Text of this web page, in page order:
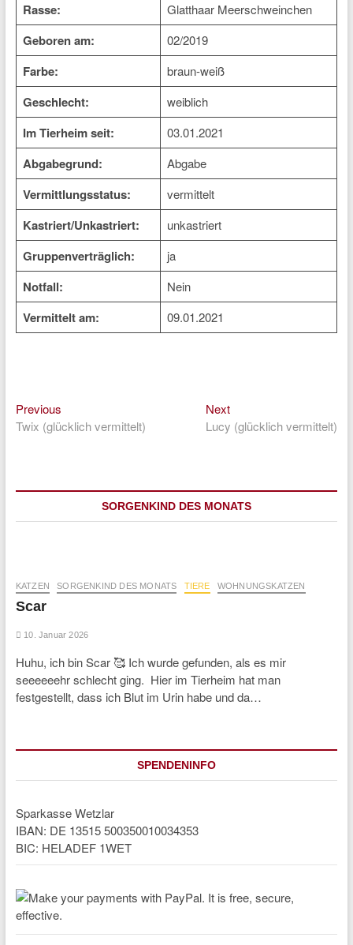
Rasse: Glatthaar Meerschweinchen
Geboren am: 02/2019
Farbe: braun-weiß
Geschlecht: weiblich
Im Tierheim seit: 03.01.2021
Abgabegrund: Abgabe
Vermittlungsstatus: vermittelt
Kastriert/Unkastriert: unkastriert
Gruppenverträglich: ja
Notfall: Nein
Vermittelt am: 09.01.2021
Beitragsnavigation
PreviousPrevious
post:
Twix (glücklich vermittelt)
NextNext
post:
Lucy (glücklich vermittelt)
SORGENKIND DES MONATS
KATZEN SORGENKIND DES MONATS TIERE WOHNUNGSKATZEN
Scar
10. Januar 2026
Huhu, ich bin Scar 🥰 Ich wurde gefunden, als es mir
seeeeeehr schlecht ging. Hier im Tierheim hat man
festgestellt, dass ich Blut im Urin habe und da…
SPENDENINFO
Sparkasse Wetzlar
IBAN: DE 13515 500350010034353
BIC: HELADEF 1WET